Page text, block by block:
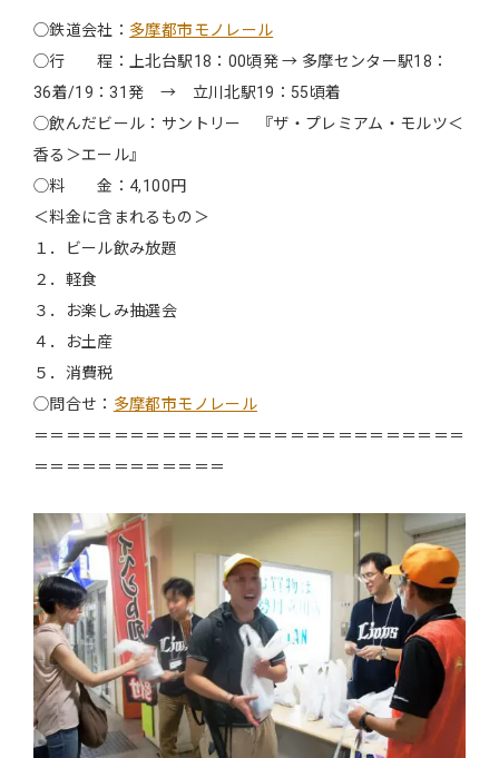
◯鉄道会社： 多摩都市モノレール
◯行 程：上北台駅18：00頃発 → 多摩センター駅18：
36着/19：31発 → 立川北駅19：55頃着
◯飲んだビール：サントリー 『ザ・プレミアム・モルツ＜
香る＞エール』
◯料 金：4,100円
＜料金に含まれるもの＞
１．ビール飲み放題
２．軽食
３．お楽しみ抽選会
４．お土産
５．消費税
◯問合せ： 多摩都市モノレール
＝＝＝＝＝＝＝＝＝＝＝＝＝＝＝＝＝＝＝＝＝＝＝＝＝＝＝
＝＝＝＝＝＝＝＝＝＝＝＝